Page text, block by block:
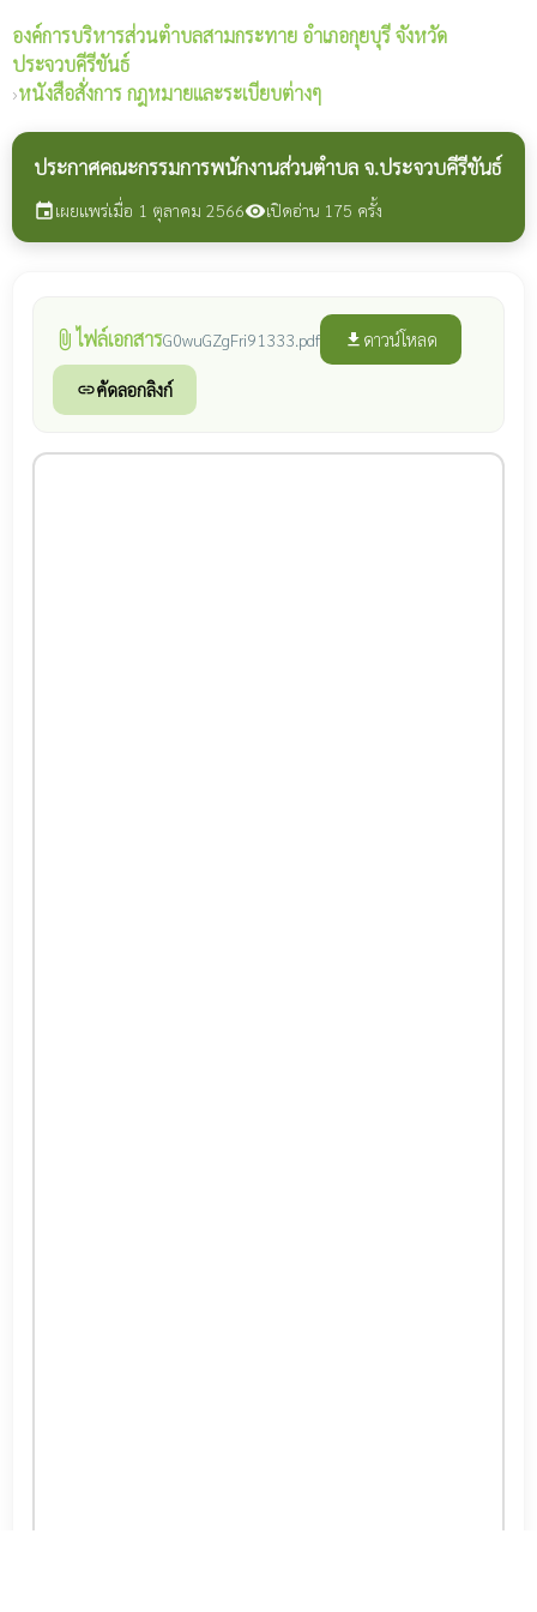
องค์การบริหารส่วนตำบลสามกระทาย อำเภอกุยบุรี จังหวัด
ประจวบคีรีขันธ์
›หนังสือสั่งการ กฎหมายและระเบียบต่างๆ
ประกาศคณะกรรมการพนักงานส่วนตำบล จ.ประจวบคีรีขันธ์
eventเผยแพร่เมื่อ 1 ตุลาคม 2566visibilityเปิดอ่าน 175 ครั้ง
attach_file ไฟล์เอกสารG0wuGZgFri91333.pdf file_download ดาวน์โหลด
linkคัดลอกลิงก์